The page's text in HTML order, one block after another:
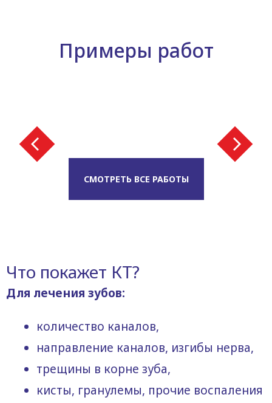
Примеры работ
СМОТРЕТЬ ВСЕ РАБОТЫ
Что покажет КТ?
Для лечения зубов:
количество каналов,
направление каналов, изгибы нерва,
трещины в корне зуба,
кисты, гранулемы, прочие воспаления